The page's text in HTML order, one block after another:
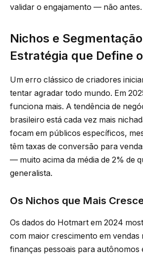
validar o engajamento — não antes.
Nichos e
Estratégia que Define
Um erro clássico de criadores
tentar agradar todo mundo. Em
funciona mais. A tendência de
brasileiro está cada vez mais
focam em públicos específicos,
têm taxas de conversão para
— muito acima da média de 2% de
generalista.
Os Nichos que Mais
Os dados do Hotmart em 2024
com maior crescimento em vendas
finanças pessoais para autônomos